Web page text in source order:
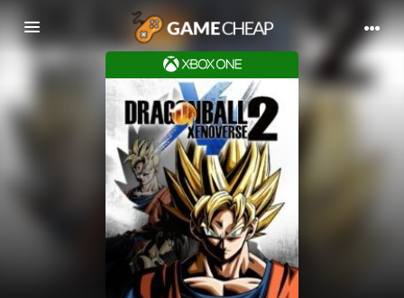
Basculer
la
navigation